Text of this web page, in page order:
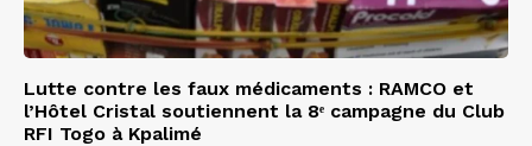
Lutte contre les faux médicaments : RAMCO et
l’Hôtel Cristal soutiennent la 8ᵉ campagne du Club
RFI Togo à Kpalimé